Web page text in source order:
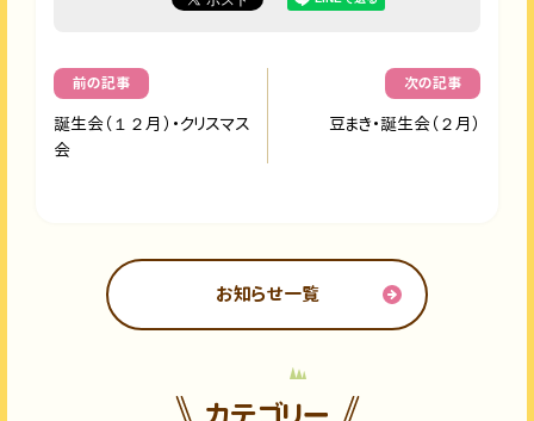
前の記事
誕生会（１２月）・クリスマス
会
次の記事
豆まき・誕生会（２月）
お知らせ一覧